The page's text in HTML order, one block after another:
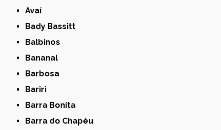
Avaí
Bady Bassitt
Balbinos
Bananal
Barbosa
Bariri
Barra Bonita
Barra do Chapéu